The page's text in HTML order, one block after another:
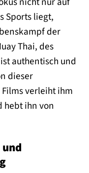
Sports liegt,
der
Thai, des
authentisch und
dieser
verleiht ihm
hebt ihn von